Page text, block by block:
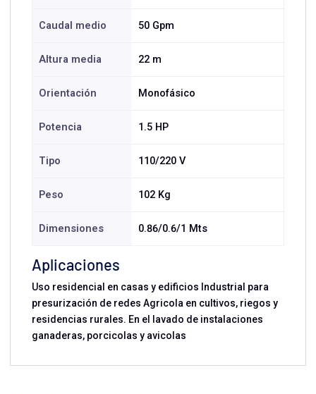
Caudal medio 50 Gpm
Altura media 22 m
Orientación Monofásico
Potencia 1.5 HP
Tipo 110/220 V
Peso 102 Kg
Dimensiones 0.86/0.6/1 Mts
Aplicaciones
Uso residencial en casas y edificios Industrial para
presurización de redes Agricola en cultivos, riegos y
residencias rurales. En el lavado de instalaciones
ganaderas, porcicolas y avicolas